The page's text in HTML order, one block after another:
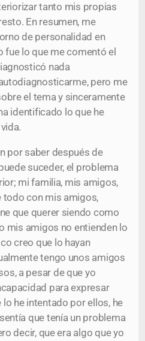
tanto mis propias
En resumen, me
de personalidad en
fue lo que me comentó el
nada
pero me
el tema y sinceramente
identificado lo que he
por saber después de
suceder, el problema
mi familia, mis amigos,
todo con mis amigos,
que querer siendo como
mis amigos no entienden lo
creo que lo hayan
tengo unos amigos
a pesar de que yo
para expresar
he intentado por ellos, he
que tenía un problema
decir, que era algo que yo